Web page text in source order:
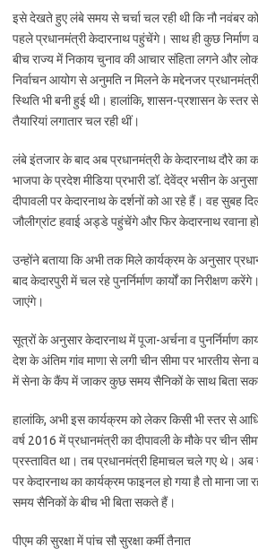
इसे देखते हुए लंबे समय से चर्चा चल रही थी कि नौ नवंबर
पहले प्रधानमंत्री केदारनाथ पहुंचेंगे। साथ ही कुछ निर्माण
बीच राज्य में निकाय चुनाव की आचार संहिता लगने और
निर्वाचन आयोग से अनुमति न मिलने के मद्देनजर
स्थिति भी बनी हुई थी। हालांकि, शासन-प्रशासन के स्तर
तैयारियां लगातार चल रही थीं।
लंबे इंतजार के बाद अब प्रधानमंत्री के केदारनाथ दौरे का
भाजपा के प्रदेश मीडिया प्रभारी डॉ. देवेंद्र भसीन के
दीपावली पर केदारनाथ के दर्शनों को आ रहे हैं। वह सुबह
जौलीग्रांट हवाई अड्डे पहुंचेंगे और फिर केदारनाथ रवाना
उन्होंने बताया कि अभी तक मिले कार्यक्रम के अनुसार
बाद केदारपुरी में चल रहे पुनर्निर्माण कार्यों का निरीक्षण
जाएंगे।
सूत्रों के अनुसार केदारनाथ में पूजा-अर्चना व पुनर्निर्माण
देश के अंतिम गांव माणा से लगी चीन सीमा पर भारतीय सेना
में सेना के कैंप में जाकर कुछ समय सैनिकों के साथ बिता
हालांकि, अभी इस कार्यक्रम को लेकर किसी भी स्तर से
वर्ष 2016 में प्रधानमंत्री का दीपावली के मौके पर चीन
प्रस्तावित था। तब प्रधानमंत्री हिमाचल चले गए थे। अब
पर केदारनाथ का कार्यक्रम फाइनल हो गया है तो माना जा
समय सैनिकों के बीच भी बिता सकते हैं।
पीएम की सुरक्षा में पांच सौ सुरक्षा कर्मी तैनात